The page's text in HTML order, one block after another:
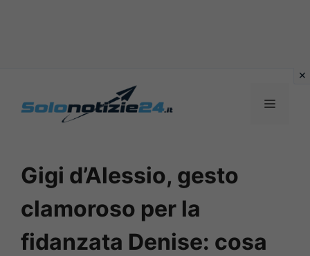
MENU
Gigi d’Alessio, gesto
clamoroso per la
fidanzata Denise: cosa